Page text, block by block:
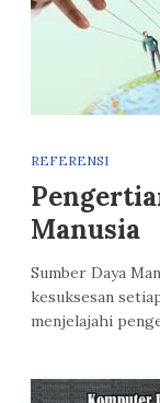
REFERENSI
Manusia
Sumber Daya
kesuksesan
menjelajahi